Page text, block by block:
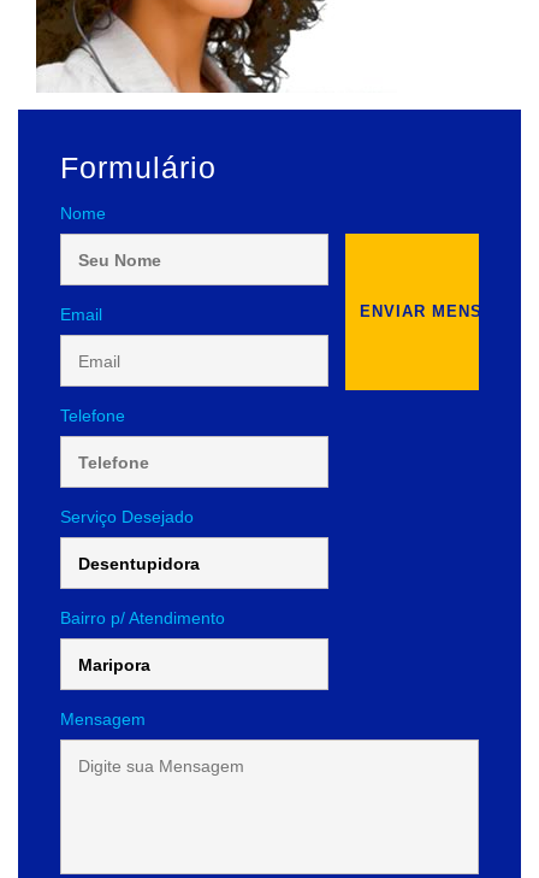
Formulário
Nome
Email
Telefone
Serviço Desejado
Bairro p/ Atendimento
Mensagem